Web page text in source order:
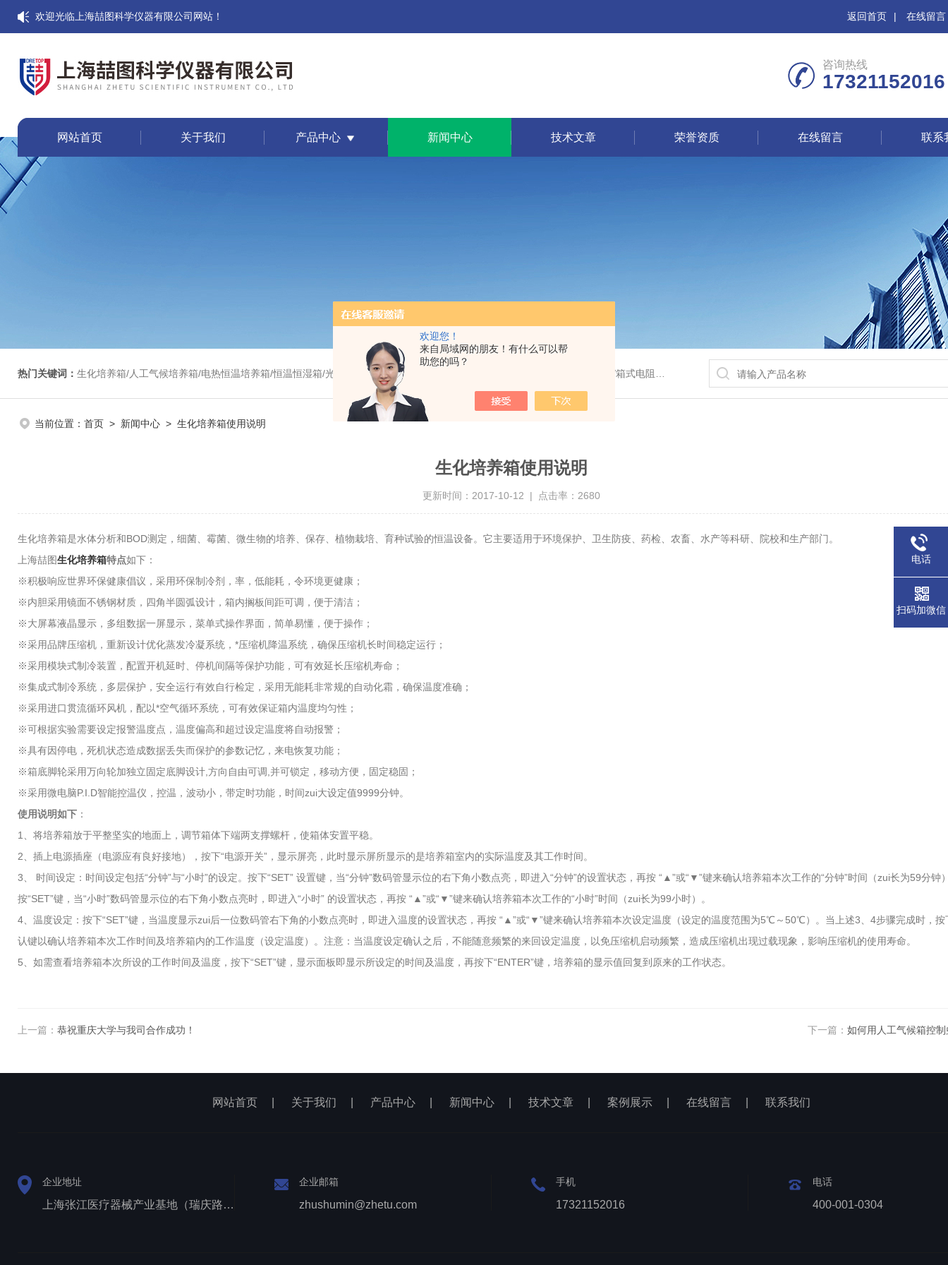
欢迎您！
来自局域网的朋友！有什么可以帮
助您的吗？
欢迎光临上海喆图科学仪器有限公司网站！ 返回首页 | 在线留言
咨询热线
17321152016
网站首页 关于我们 产品中心 新闻中心 技术文章 荣誉资质 在线留言 联系
热门关键词： 生化培养箱/人工气候培养箱/电热恒温培养箱/恒温恒湿箱/光照培养箱/二氧化碳培养箱等/恒温干燥箱/真空干燥箱/高温烘箱等/箱式电阻炉/陶瓷纤维马弗炉/高温马弗炉/管式炉/气氛炉/试验箱/摇床/振荡器/水槽/水浴锅等
当前位置： 首页 > 新闻中心 > 生化培养箱使用说明
生化培养箱使用说明
更新时间：2017-10-12 | 点击率：2680
生化培养箱是水体分析和BOD测定，细菌、霉菌、微生物的培养、保存、植物栽培、育种试验的恒温设备。它主要适用于环境保护、卫生防疫、药检、农畜、水产等科研、院校和生产部门。
上海喆图生化培养箱特点如下：
※积极响应世界环保健康倡议，采用环保制冷剂，率，低能耗，令环境更健康；
※内胆采用镜面不锈钢材质，四角半圆弧设计，箱内搁板间距可调，便于清洁；
※大屏幕液晶显示，多组数据一屏显示，菜单式操作界面，简单易懂，便于操作；
※采用品牌压缩机，重新设计优化蒸发冷凝系统，*压缩机降温系统，确保压缩机长时间稳定运行；
※采用模块式制冷装置，配置开机延时、停机间隔等保护功能，可有效延长压缩机寿命；
※集成式制冷系统，多层保护，安全运行有效自行检定，采用无能耗非常规的自动化霜，确保温度准确；
※采用进口贯流循环风机，配以*空气循环系统，可有效保证箱内温度均匀性；
※可根据实验需要设定报警温度点，温度偏高和超过设定温度将自动报警；
※具有因停电，死机状态造成数据丢失而保护的参数记忆，来电恢复功能；
※箱底脚轮采用万向轮加独立固定底脚设计,方向自由可调,并可锁定，移动方便，固定稳固；
※采用微电脑P.I.D智能控温仪，控温，波动小，带定时功能，时间zui大设定值9999分钟。
使用说明如下 ：
1、将培养箱放于平整坚实的地面上，调节箱体下端两支撑螺杆，使箱体安置平稳。
2、插上电源插座（电源应有良好接地），按下“电源开关”，显示屏亮，此时显示屏所显示的是培养箱室内的实际温度及其工作时间。
3、 时间设定：时间设定包括“分钟”与“小时”的设定。按下“SET” 设置键，当“分钟”数码管显示位的右下角小数点亮，即进入“分钟”的设置状态，再按 “▲”或“▼”键来确认培养箱本次工作的“分钟”时间（zui长为59分钟
按“SET”键，当“小时”数码管显示位的右下角小数点亮时，即进入“小时” 的设置状态，再按 “▲”或“▼”键来确认培养箱本次工作的“小时”时间（zui长为99小时）。
4、温度设定：按下“SET”键，当温度显示zui后一位数码管右下角的小数点亮时，即进入温度的设置状态，再按 “▲”或“▼”键来确认培养箱本次设定温度（设定的温度范围为5℃～50℃）。当上述3、4步骤完成时，按
认键以确认培养箱本次工作时间及培养箱内的工作温度（设定温度）。注意：当温度设定确认之后，不能随意频繁的来回设定温度，以免压缩机启动频繁，造成压缩机出现过载现象，影响压缩机的使用寿命。
5、如需查看培养箱本次所设的工作时间及温度，按下“SET”键，显示面板即显示所设定的时间及温度，再按下“ENTER”键，培养箱的显示值回复到原来的工作状态。
上一篇： 恭祝重庆大学与我司合作成功！ 下一篇： 如何用人工气候箱控
网站首页 关于我们 产品中心 新闻中心 技术文章 案例展示 在线留言 联系我们
企业地址
上海张江医疗器械产业基地（瑞庆路528号）
企业邮箱
zhushumin@zhetu.com
手机
17321152016
电话
400-001-0304
电话
扫码加微信